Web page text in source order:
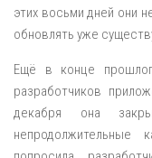
этих восьми дней они
обновлять уже
Ещё в конце
разработчиков
декабря она